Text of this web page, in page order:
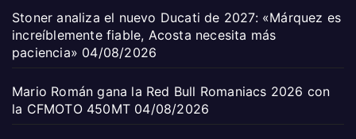
Stoner analiza el nuevo Ducati de 2027: «Márquez es
increíblemente fiable, Acosta necesita más
paciencia» 04/08/2026
Mario Román gana la Red Bull Romaniacs 2026 con
la CFMOTO 450MT 04/08/2026